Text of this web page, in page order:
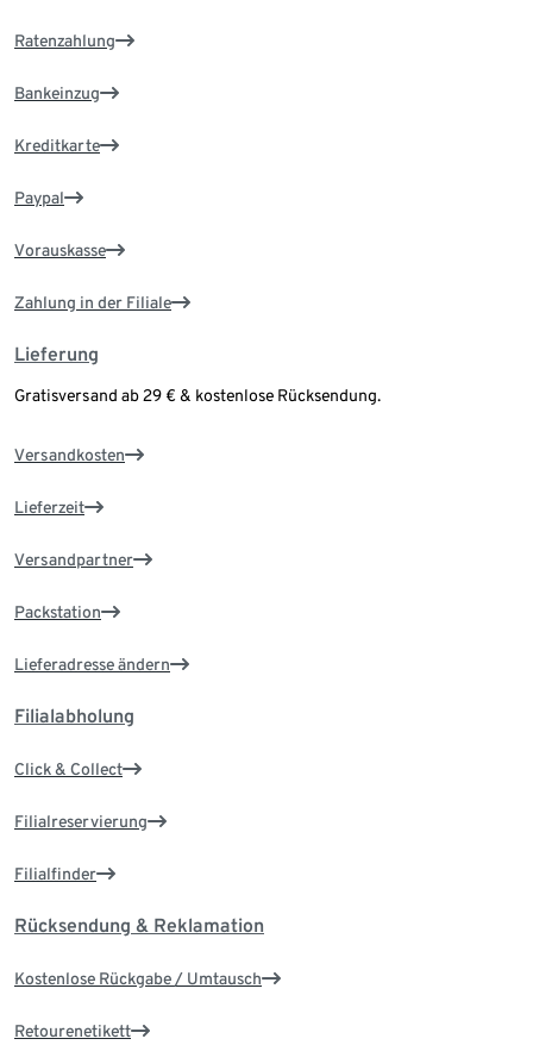
Ratenzahlung
Bankeinzug
Kreditkarte
Paypal
Vorauskasse
Zahlung in der Filiale
Lieferung
Gratisversand ab 29 € & kostenlose Rücksendung.
Versandkosten
Lieferzeit
Versandpartner
Packstation
Lieferadresse ändern
Filialabholung
Click & Collect
Filialreservierung
Filialfinder
Rücksendung & Reklamation
Kostenlose Rückgabe / Umtausch
Retourenetikett